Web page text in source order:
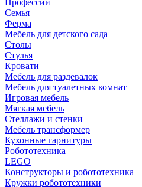
Профессии
Семья
Ферма
Мебель для детского сада
Столы
Cтулья
Кровати
Мебель для раздевалок
Мебель для туалетных комнат
Игровая мебель
Мягкая мебель
Стеллажи и стенки
Мебель трансформер
Кухонные гарнитуры
Робототехника
LEGO
Конструкторы и робототехника
Кружки робототехники